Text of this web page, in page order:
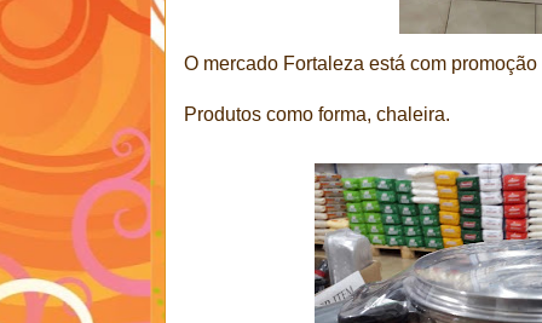
O mercado Fortaleza está com
Produtos como forma, chaleira.